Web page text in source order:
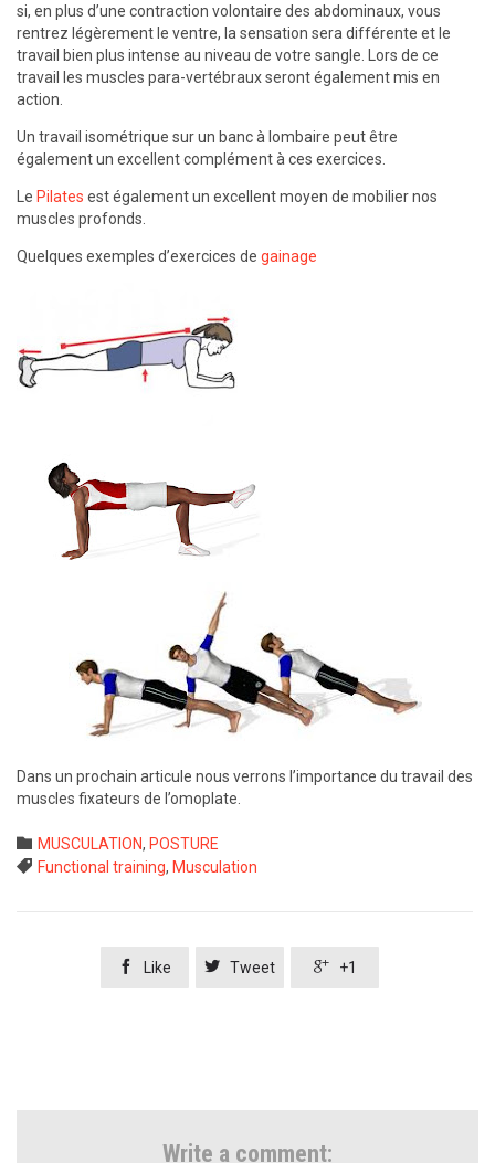
si, en plus d’une contraction volontaire des abdominaux, vous
rentrez légèrement le ventre, la sensation sera différente et le
travail bien plus intense au niveau de votre sangle. Lors de ce
travail les muscles para-vertébraux seront également mis en
action.
Un travail isométrique sur un banc à lombaire peut être
également un excellent complément à ces exercices.
Le Pilates est également un excellent moyen de mobilier nos
muscles profonds.
Quelques exemples d’exercices de gainage
Dans un prochain articule nous verrons l’importance du travail des
muscles fixateurs de l’omoplate.
 Category
MUSCULATION, POSTURE
 Tags
Functional training, Musculation
 Like  Tweet  +1
Write a comment: